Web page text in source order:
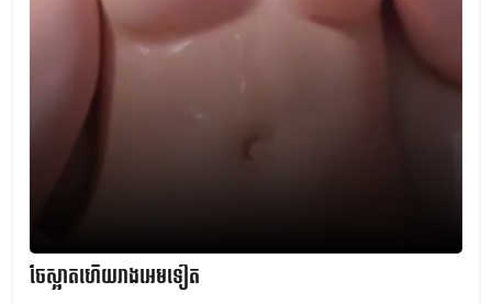
ចែស្អាតហើយរាងអេមទៀត